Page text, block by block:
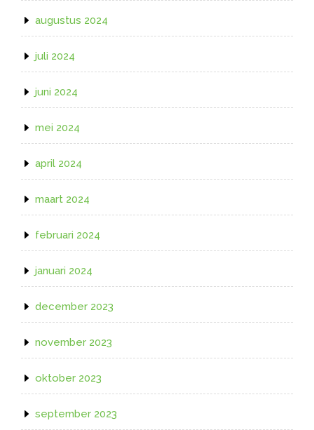
augustus 2024
juli 2024
juni 2024
mei 2024
april 2024
maart 2024
februari 2024
januari 2024
december 2023
november 2023
oktober 2023
september 2023